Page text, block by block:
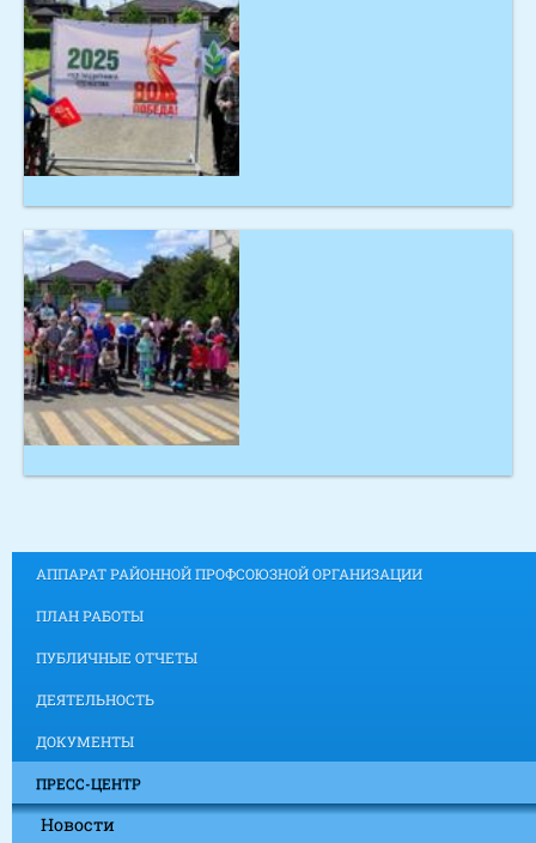
АППАРАТ РАЙОННОЙ ПРОФСОЮЗНОЙ ОРГАНИЗАЦИИ
ПЛАН РАБОТЫ
ПУБЛИЧНЫЕ ОТЧЕТЫ
ДЕЯТЕЛЬНОСТЬ
ДОКУМЕНТЫ
ПРЕСС-ЦЕНТР
Новости